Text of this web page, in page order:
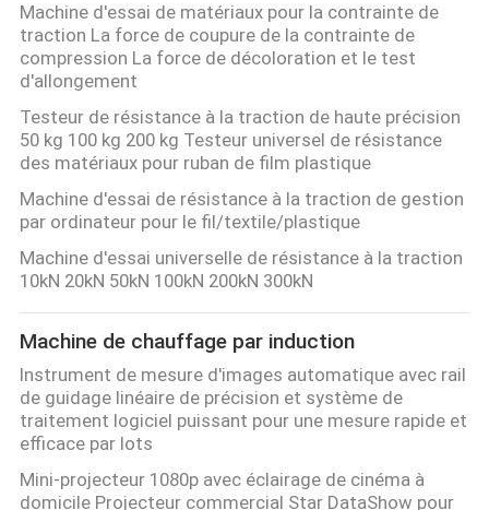
Machine d'essai de matériaux pour la contrainte de
traction La force de coupure de la contrainte de
compression La force de décoloration et le test
d'allongement
Testeur de résistance à la traction de haute précision
50 kg 100 kg 200 kg Testeur universel de résistance
des matériaux pour ruban de film plastique
Machine d'essai de résistance à la traction de gestion
par ordinateur pour le fil/textile/plastique
Machine d'essai universelle de résistance à la traction
10kN 20kN 50kN 100kN 200kN 300kN
Machine de chauffage par induction
Instrument de mesure d'images automatique avec rail
de guidage linéaire de précision et système de
traitement logiciel puissant pour une mesure rapide et
efficace par lots
Mini-projecteur 1080p avec éclairage de cinéma à
domicile Projecteur commercial Star DataShow pour